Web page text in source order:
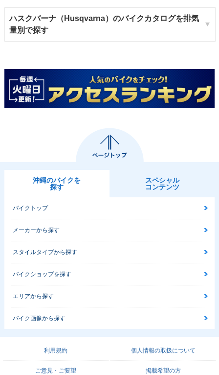
ハスクバーナ（Husqvarna）のバイクカタログを排気
量別で探す
沖縄のバイクを
探す
スペシャル
コンテンツ
バイクトップ
メーカーから探す
スタイルタイプから探す
バイクショップを探す
エリアから探す
バイク画像から探す
利用規約 個人情報の取扱について
ご意見・ご要望 掲載希望の方